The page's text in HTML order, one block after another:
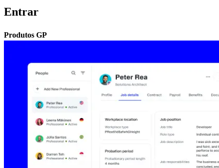
Entrar​​
Produtos GP​​